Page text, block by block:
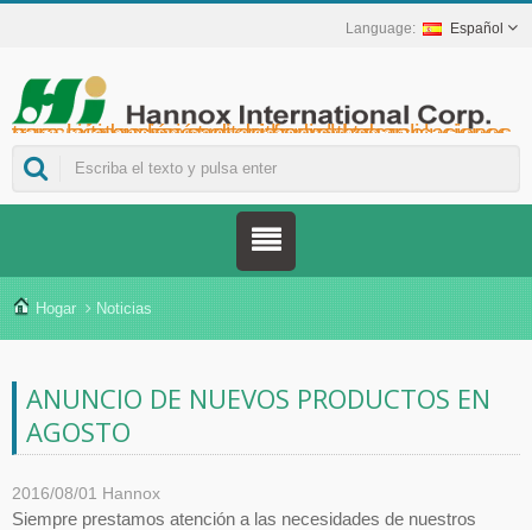
Español
Hannox International Corp. - Ayudamos a importadores, mayoristas y distribuidores de dispositivos médicos, así como a marcas del sector sanitario, a lanzar soluciones no farmacológicas para el cuidado de heridas y mucosas en úlceras orales, cuidados de apoyo para pacientes con cáncer, protección de la piel, cuidado de la mucosa nasal y protección de heridas en el hogar. También ofrecemos una amplia gama de dispositivos médicos para la prevención y el control de la diabetes, soluciones para la prevención de enfermedades transmitidas por mosquitos y otras aplicaciones para la atención sanitaria en el hogar.
Hogar Noticias
ANUNCIO DE NUEVOS PRODUCTOS EN
AGOSTO
2016/08/01 Hannox
Siempre prestamos atención a las necesidades de nuestros